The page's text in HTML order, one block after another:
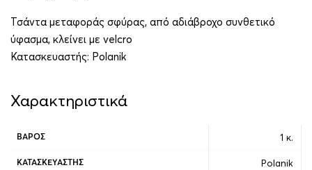
Τσάντα μεταφοράς σφύρας, από αδιάβροχο συνθετικό
ύφασμα, κλείνει με velcro
Κατασκευαστής: Polanik
Χαρακτηριστικά
ΒΆΡΟΣ 1 κ.
ΚΑΤΑΣΚΕΥΑΣΤΉΣ Polanik